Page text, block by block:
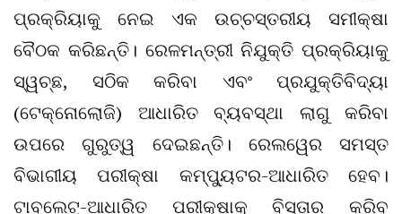
ପ୍ରକ୍ରିୟାକୁ ନେଇ ଏକ ଉଚ୍ଚସ୍ତରୀୟ ସମୀକ୍ଷା
ବୈଠକ କରିଛନ୍ତି। ରେଳମନ୍ତ୍ରୀ ନିଯୁକ୍ତି ପ୍ରକ୍ରିୟାକୁ
ସ୍ୱଚ୍ଛ, ସଠିକ କରିବା ଏବଂ ପ୍ରଯୁକ୍ତିବିଦ୍ୟା
(ଟେକ୍ନୋଲୋଜି) ଆଧାରିତ ବ୍ୟବସ୍ଥା ଲାଗୁ କରିବା
ଉପରେ ଗୁରୁତ୍ୱ ଦେଇଛନ୍ତି। ରେଲୱେର ସମସ୍ତ
ବିଭାଗୀୟ ପରୀକ୍ଷା କମ୍ପ୍ୟୁଟର-ଆଧାରିତ ହେବ।
ଟାବଲେଟ୍-ଆଧାରିତ ପରୀକ୍ଷାକୁ ବିସ୍ତାର କରିବ